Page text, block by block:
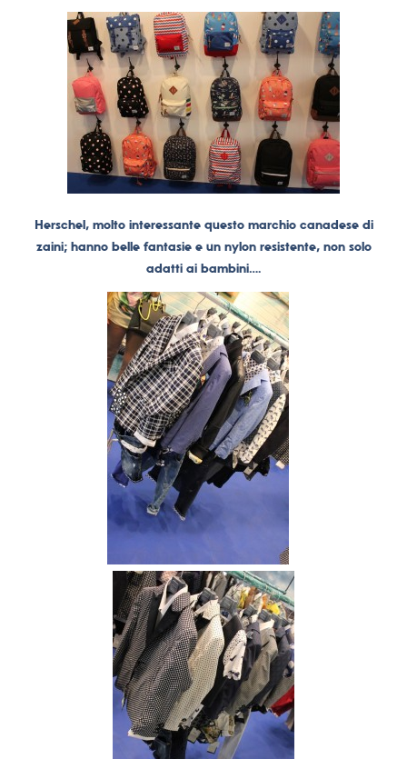
Herschel, molto interessante questo marchio canadese di
zaini; hanno belle fantasie e un nylon resistente, non solo
adatti ai bambini….